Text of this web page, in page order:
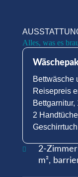
Alles, was es
Bettwäsche
Reisepreis
2

2-
m²,